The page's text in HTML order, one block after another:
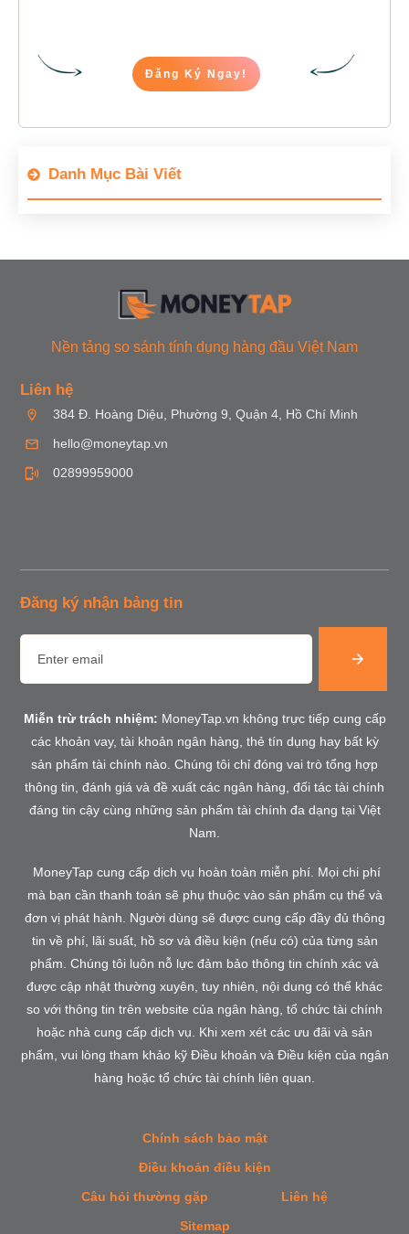
Đăng Ký Ngay!
Danh Mục Bài Viết
Nền tảng so sánh tính dụng hàng đầu Việt Nam
Liên hệ
384 Đ. Hoàng Diệu, Phường 9, Quận 4, Hồ Chí Minh
hello@moneytap.vn
02899959000
Đăng ký nhận bảng tin
Miễn trừ trách nhiệm: MoneyTap.vn không trực tiếp cung cấp
các khoản vay, tài khoản ngân hàng, thẻ tín dụng hay bất kỳ
sản phẩm tài chính nào. Chúng tôi chỉ đóng vai trò tổng hợp
thông tin, đánh giá và đề xuất các ngân hàng, đối tác tài chính
đáng tin cậy cùng những sản phẩm tài chính đa dạng tại Việt
Nam.
MoneyTap cung cấp dịch vụ hoàn toàn miễn phí. Mọi chi phí
mà bạn cần thanh toán sẽ phụ thuộc vào sản phẩm cụ thể và
đơn vị phát hành. Người dùng sẽ được cung cấp đầy đủ thông
tin về phí, lãi suất, hồ sơ và điều kiện (nếu có) của từng sản
phẩm. Chúng tôi luôn nỗ lực đảm bảo thông tin chính xác và
được cập nhật thường xuyên, tuy nhiên, nội dung có thể khác
so với thông tin trên website của ngân hàng, tổ chức tài chính
hoặc nhà cung cấp dịch vụ. Khi xem xét các ưu đãi và sản
phẩm, vui lòng tham khảo kỹ Điều khoản và Điều kiện của ngân
hàng hoặc tổ chức tài chính liên quan.
Chính sách bảo mật
Điều khoản điều kiện
Câu hỏi thường gặp
Liên hệ
Sitemap